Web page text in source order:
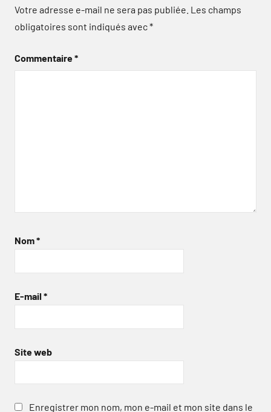
Votre adresse e-mail ne sera pas publiée. Les champs
obligatoires sont indiqués avec*
Commentaire*
Nom*
E-mail *
Site web
Enregistrer mon nom, mon e-mail et mon site dans le